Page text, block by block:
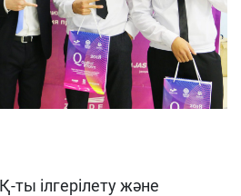
ты ілгерілету және